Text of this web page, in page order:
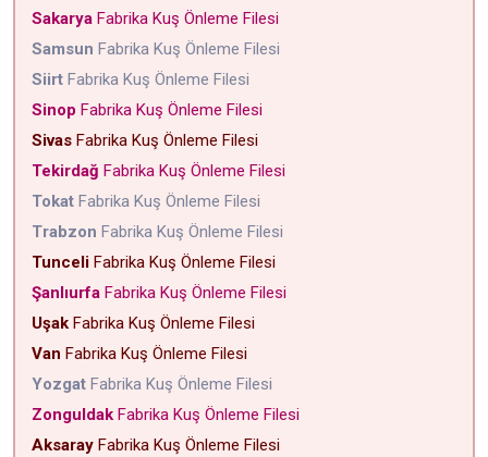
Sakarya Fabrika Kuş Önleme Filesi
Samsun Fabrika Kuş Önleme Filesi
Siirt Fabrika Kuş Önleme Filesi
Sinop Fabrika Kuş Önleme Filesi
Sivas Fabrika Kuş Önleme Filesi
Tekirdağ Fabrika Kuş Önleme Filesi
Tokat Fabrika Kuş Önleme Filesi
Trabzon Fabrika Kuş Önleme Filesi
Tunceli Fabrika Kuş Önleme Filesi
Şanlıurfa Fabrika Kuş Önleme Filesi
Uşak Fabrika Kuş Önleme Filesi
Van Fabrika Kuş Önleme Filesi
Yozgat Fabrika Kuş Önleme Filesi
Zonguldak Fabrika Kuş Önleme Filesi
Aksaray Fabrika Kuş Önleme Filesi